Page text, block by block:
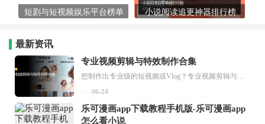
短剧与短视频娱乐平台榜单 小说阅读追更神器排行榜
最新资讯
专业视频剪辑与特效制作合集
想制作出专业级的短视频或Vlog？专业视频剪辑与特效制作大全专题为你提供了从剪辑、抠像到特效包装的全套解决方案。无论是添加炫酷的片头、进行精准的视频抠图，还是制...
06-24
乐可漫画app下载教程手机版-乐可漫画app
怎么看小说